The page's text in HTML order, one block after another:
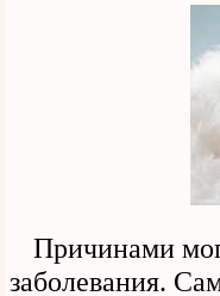
Причинами
заболевания.